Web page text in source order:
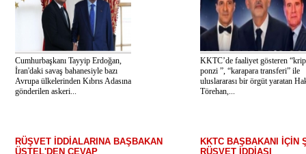
Cumhurbaşkanı Tayyip Erdoğan,
İran'daki savaş bahanesiyle bazı
Avrupa ülkelerinden Kıbrıs Adasına
gönderilen askeri...
KKTC’de faaliyet gösteren
ponzi ”, “karapara transferi” ile
uluslararası bir örgüt yaratan
Törehan,...
RÜŞVET İDDİALARINA BAŞBAKAN
ÜSTEL'DEN CEVAP
KKTC BAŞBAKANI İÇİN
RÜŞVET İDDİASI